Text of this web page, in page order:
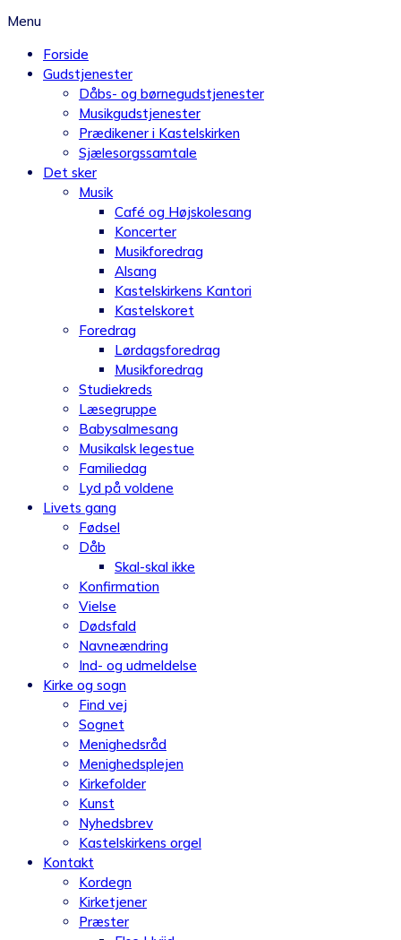
Menu
Forside
Gudstjenester
Dåbs- og børnegudstjenester
Musikgudstjenester
Prædikener i Kastelskirken
Sjælesorgssamtale
Det sker
Musik
Café og Højskolesang
Koncerter
Musikforedrag
Alsang
Kastelskirkens Kantori
Kastelskoret
Foredrag
Lørdagsforedrag
Musikforedrag
Studiekreds
Læsegruppe
Babysalmesang
Musikalsk legestue
Familiedag
Lyd på voldene
Livets gang
Fødsel
Dåb
Skal-skal ikke
Konfirmation
Vielse
Dødsfald
Navneændring
Ind- og udmeldelse
Kirke og sogn
Find vej
Sognet
Menighedsråd
Menighedsplejen
Kirkefolder
Kunst
Nyhedsbrev
Kastelskirkens orgel
Kontakt
Kordegn
Kirketjener
Præster